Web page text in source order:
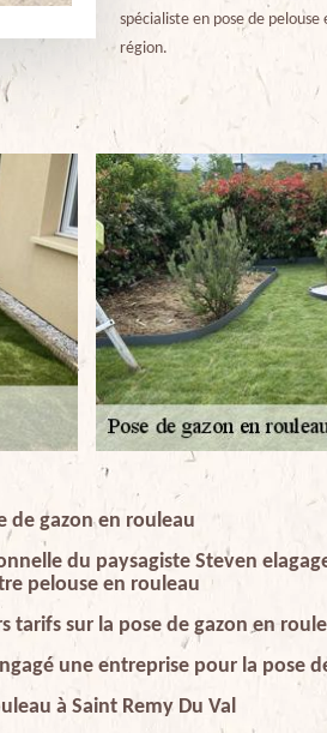
spécialiste en pose de
région.
de gazon en rouleau
du paysagiste Steven
pelouse en rouleau
tarifs sur la pose de gazon en
une entreprise pour la pose
à Saint Remy Du Val